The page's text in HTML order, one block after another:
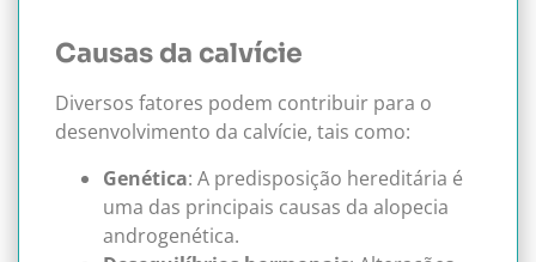
Causas da calvície
Diversos fatores podem contribuir para o
desenvolvimento da calvície, tais como:
Genética: A predisposição hereditária é
uma das principais causas da alopecia
androgenética.